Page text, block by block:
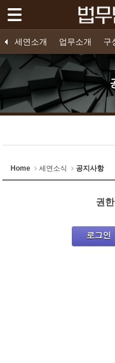
세연소개 업무소개 구
법인소개 오시는 길
프로젝트 파이낸스 구
구성원 소개
공지사항
인재영입 영입공고
Home 세연소식 공지사항
권
로그인
로그인 회원가입
세연소개
업무소개
구성원
세연소식
인재영입